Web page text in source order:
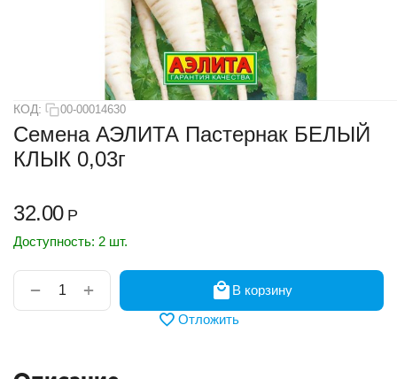
КОД: 00-00014630
Семена АЭЛИТА Пастернак БЕЛЫЙ
КЛЫК 0,03г
32.00 Р
Доступность: 2 шт.
+
−
В корзину
Отложить